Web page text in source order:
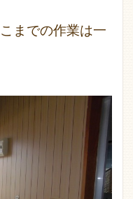
までの作業は一